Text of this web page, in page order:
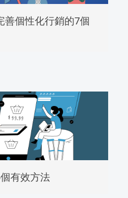
善個性化行銷的7個
有效方法